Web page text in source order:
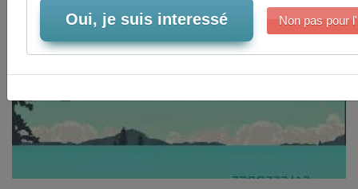
Oui, je suis interessé Non pas pour